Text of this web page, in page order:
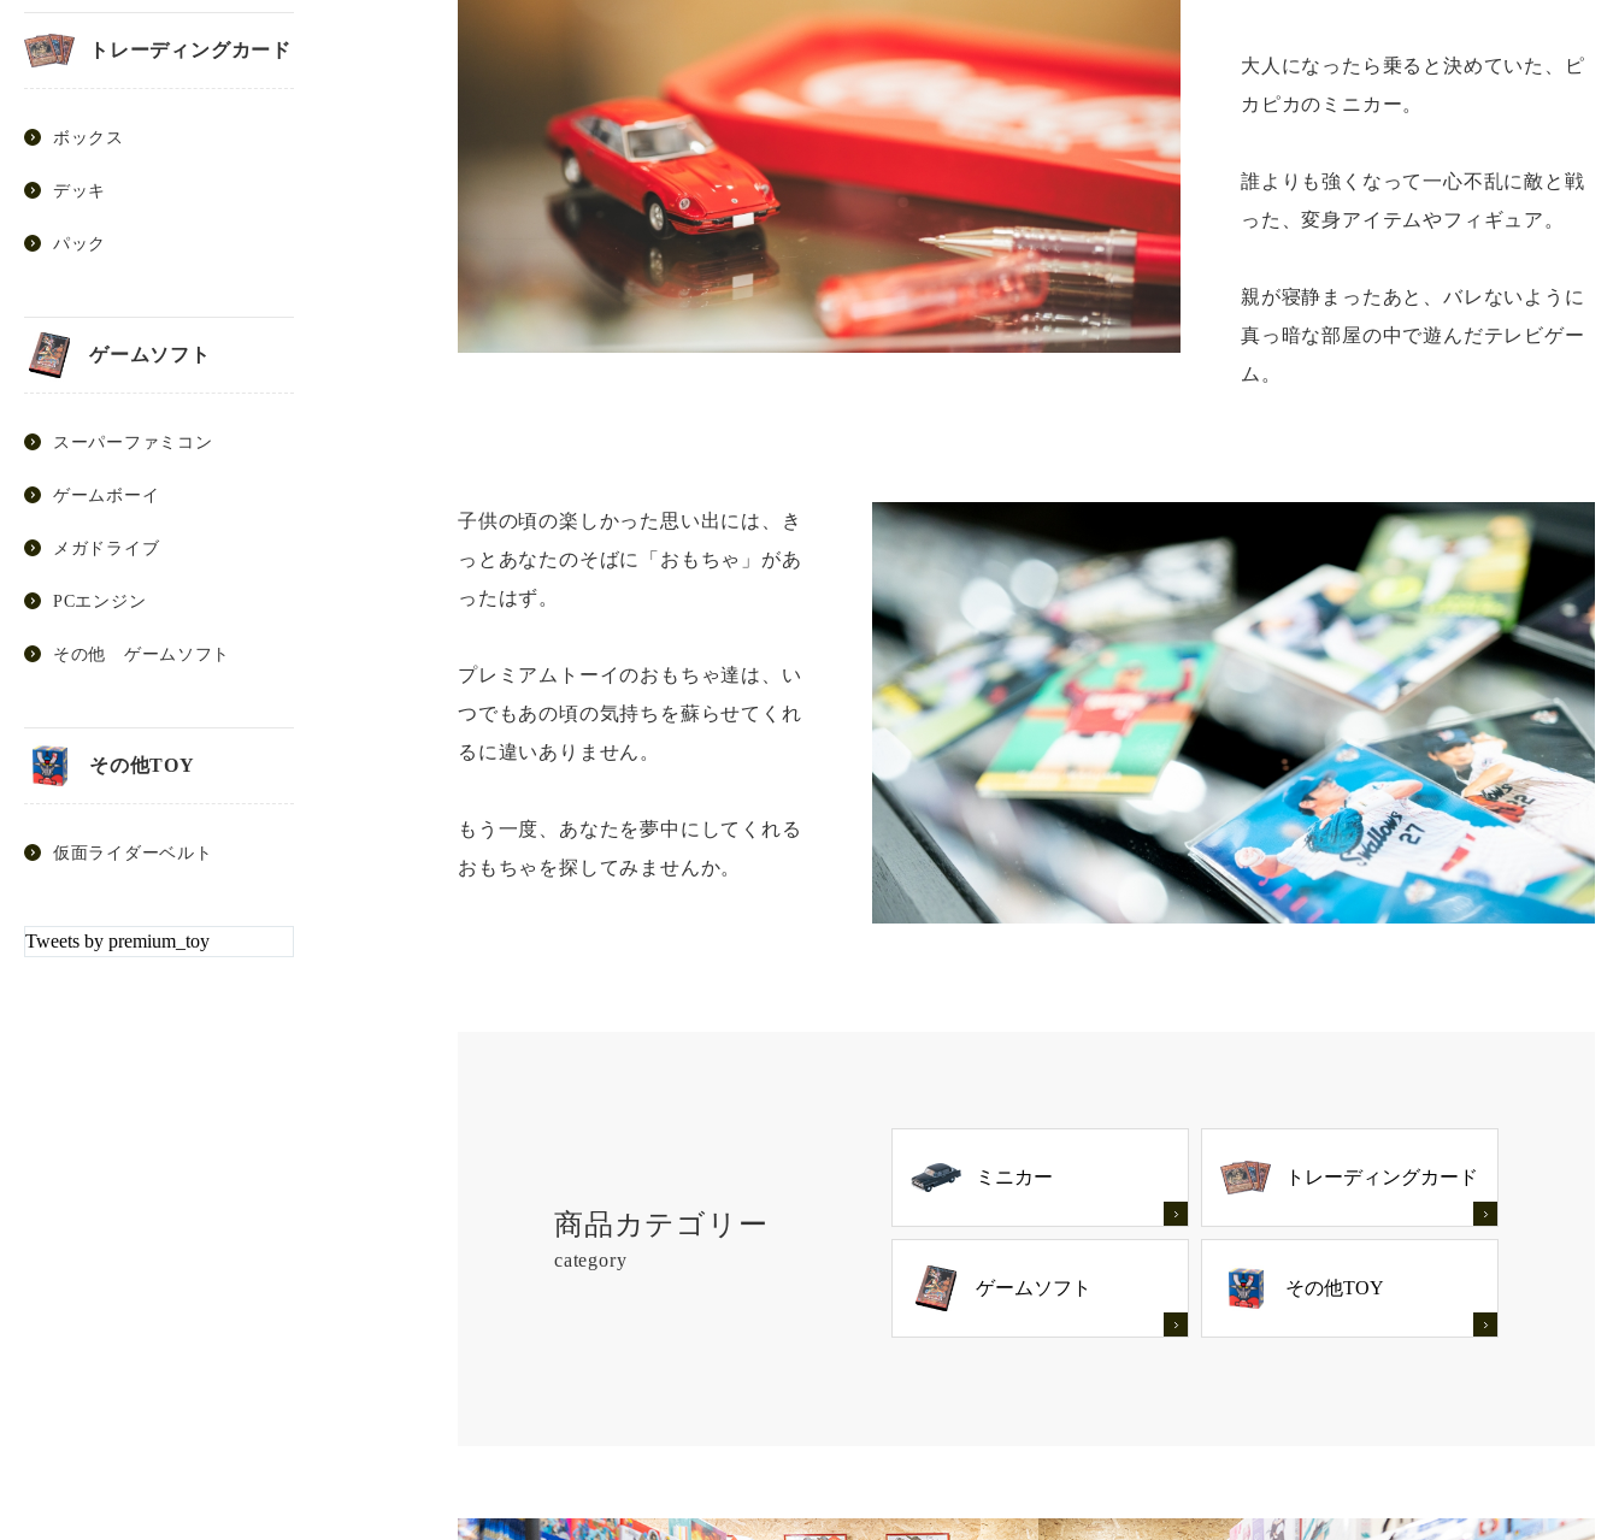
トレーディングカード
ボックス
デッキ
パック
ゲームソフト
スーパーファミコン
ゲームボーイ
メガドライブ
PCエンジン
その他 ゲームソフト
その他TOY
仮面ライダーベルト
Tweets by premium_toy
大人になったら乗ると決めていた、ピ
カピカのミニカー。
誰よりも強くなって一心不乱に敵と戦
った、変身アイテムやフィギュア。
親が寝静まったあと、バレないように
真っ暗な部屋の中で遊んだテレビゲー
ム。
子供の頃の楽しかった思い出には、き
っとあなたのそばに「おもちゃ」があ
ったはず。
プレミアムトーイのおもちゃ達は、い
つでもあの頃の気持ちを蘇らせてくれ
るに違いありません。
もう一度、あなたを夢中にしてくれる
おもちゃを探してみませんか。
商品カテゴリー
category
ミニカー トレーディングカード
ゲームソフト その他TOY